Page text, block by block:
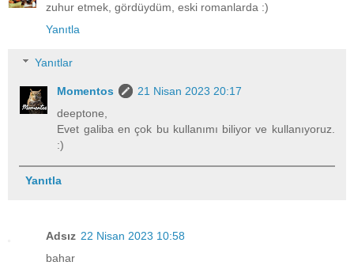
zuhur etmek, gördüydüm, eski romanlarda :)
Yanıtla
Yanıtlar
Momentos
21 Nisan 2023 20:17
deeptone,
Evet galiba en çok bu kullanımı biliyor ve kullanıyoruz.
:)
Yanıtla
Adsız 22 Nisan 2023 10:58
bahar